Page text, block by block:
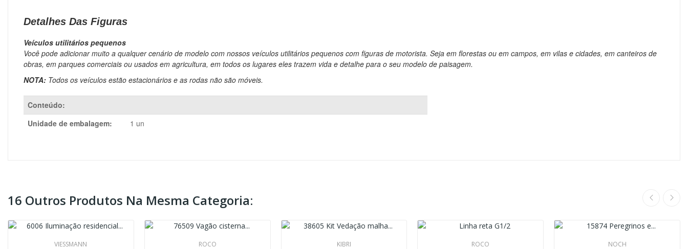
Detalhes Das Figuras
Veículos utilitários pequenos
Você pode adicionar muito a qualquer cenário de modelo com nossos veículos utilitários pequenos com figuras de motorista. Seja em florestas ou em campos, em vilas e cidades, em canteiros de
obras, em parques comerciais ou usados ​​em agricultura, em todos os lugares eles trazem vida e detalhe para o seu modelo de paisagem.
NOTA: Todos os veículos estão estacionários e as rodas não são móveis.
Conteúdo:
Unidade de embalagem:
1 un
16 Outros Produtos Na Mesma Categoria:
VIESSMANN ROCO KIBRI ROCO NOCH